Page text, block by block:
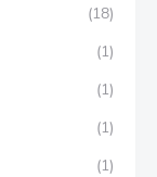
(18)
(1)
(1)
(1)
(1)